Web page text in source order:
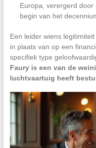
Europa, verergerd
begin van het
Een leider wiens
in plaats van op een
specifiek type
Faury is een van de
luchtvaartuig heeft